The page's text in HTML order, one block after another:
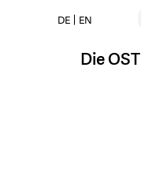
DE EN
Die OST